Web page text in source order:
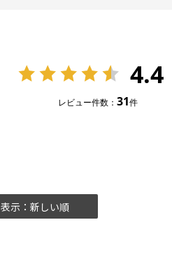
4.4
レビュー件数： 31件
表示：新しい順